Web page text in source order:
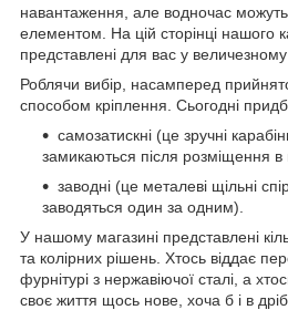
навантаження, але водночас
елементом. На цій сторінці нашого
представлені для вас у величезному
Роблячи вибір, насамперед
способом кріплення. Сьогодні
самозатискні (це зручні
замикаються після розміщення
заводні (це металеві щільні
заводяться один за одним).
У нашому магазині представлені
та колірних рішень. Хтось віддає
фурнітурі з нержавіючої сталі, а
своє життя щось нове, хоча б і в